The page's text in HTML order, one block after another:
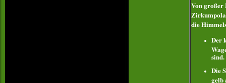
Von großer
die
Der
sind.
Die
gelb